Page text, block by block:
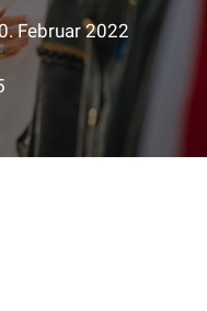
Februar 2022